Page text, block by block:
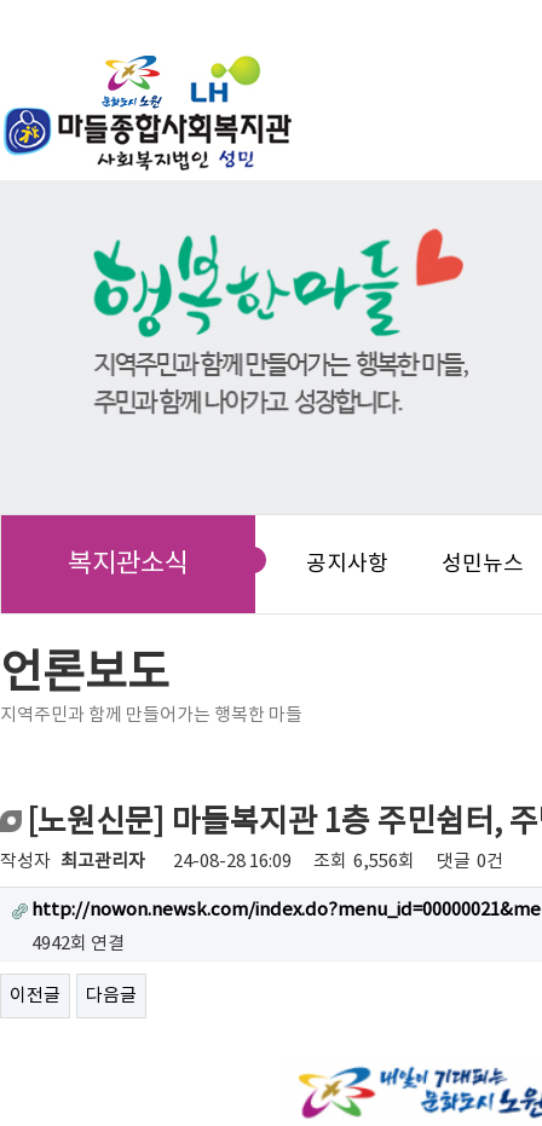
복지관소식 공지사항 성민뉴스
언론보도
지역주민과 함께 만들어가는 행복한 마들
[노원신문] 마들복지관 1층 주민쉼터,
작성자 최고관리자 24-08-28 16:09 조회 6,556회 댓글 0건
http://nowon.newsk.com/
4942회 연결
이전글 다음글